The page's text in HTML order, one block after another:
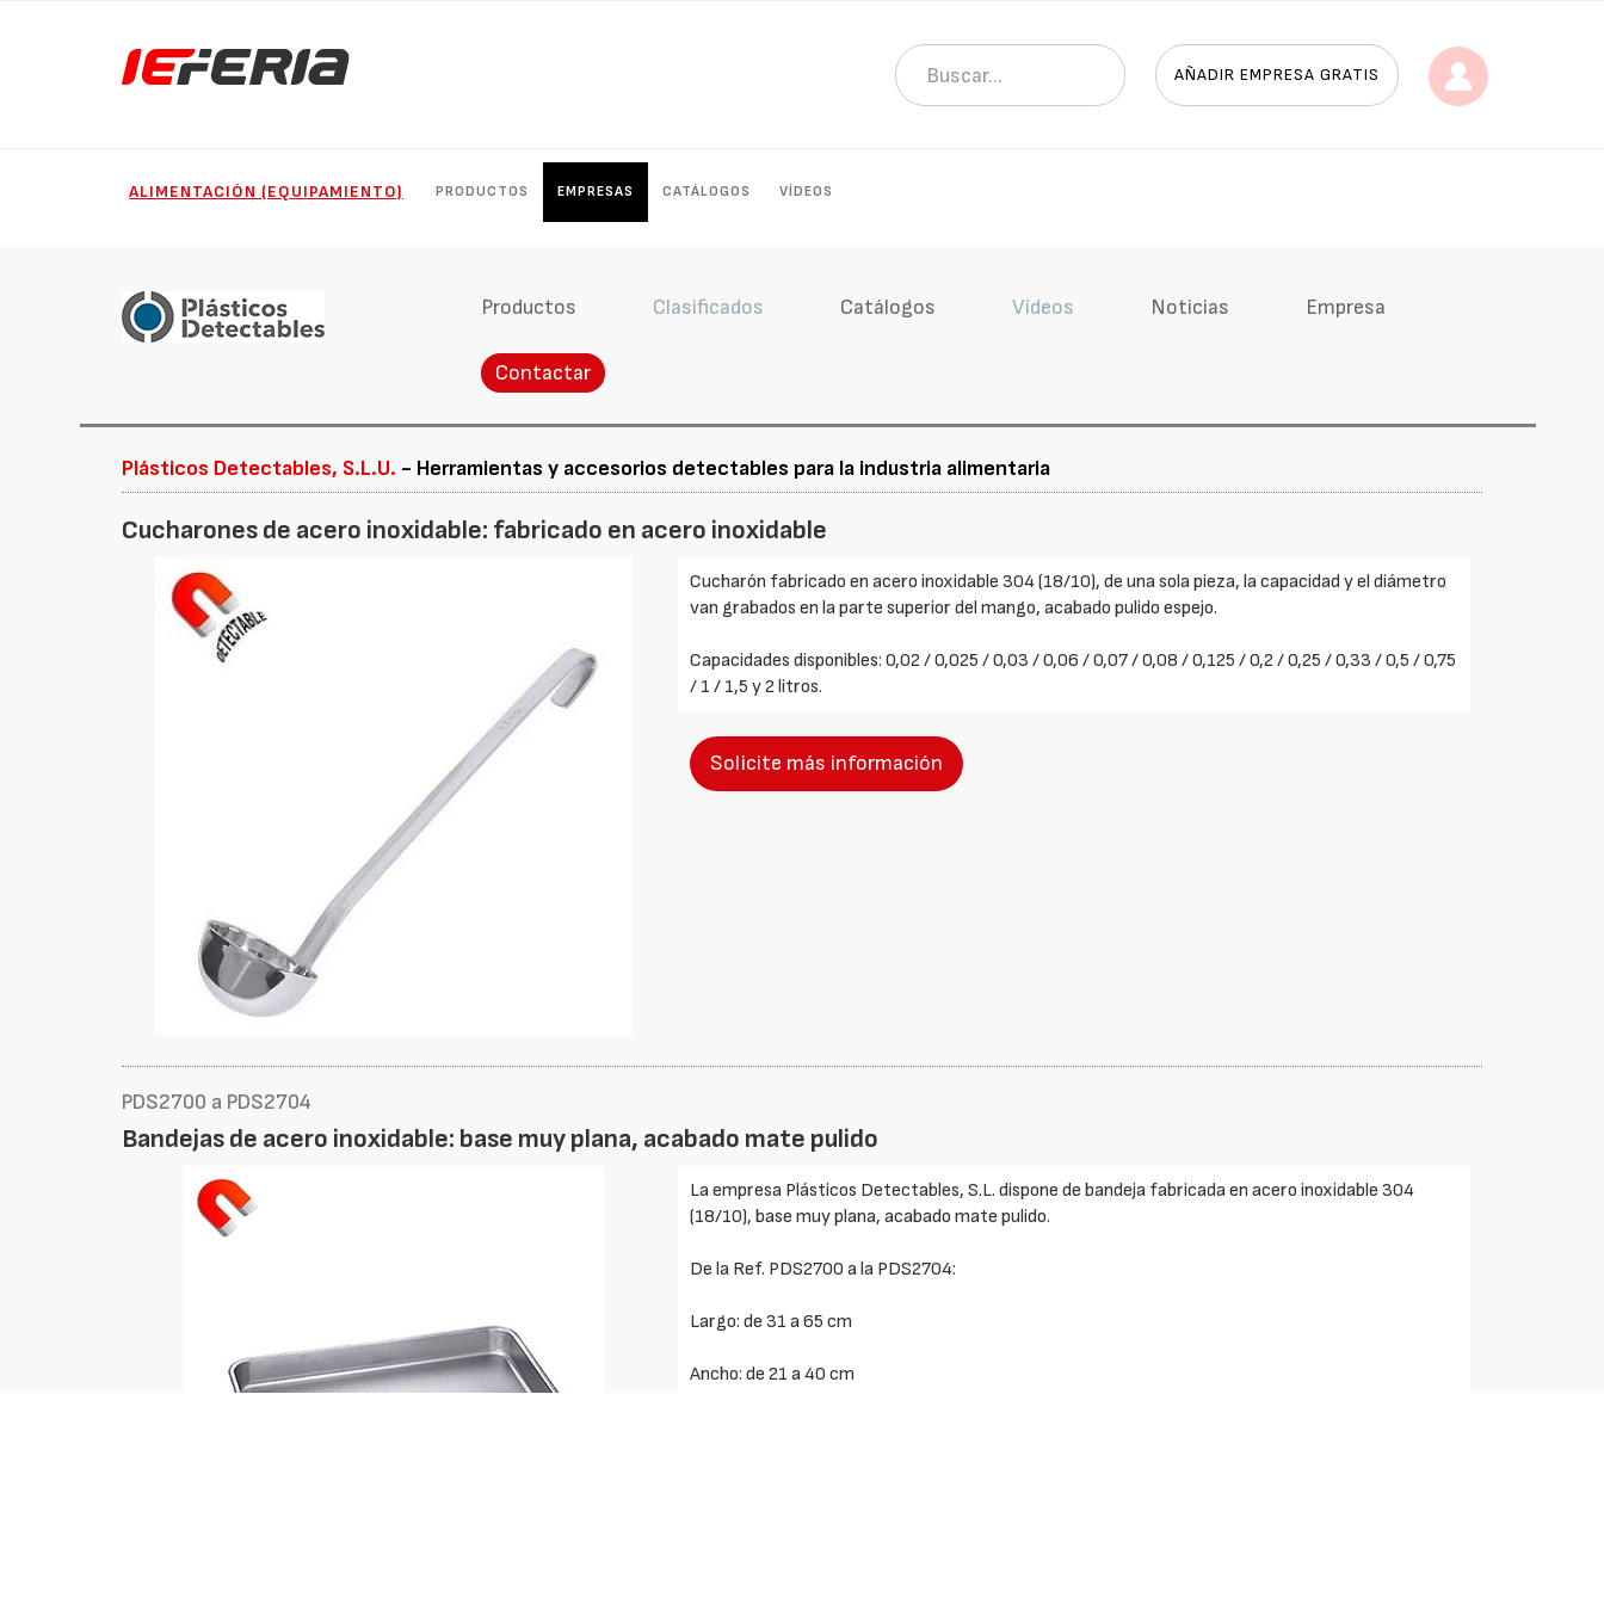
AÑADIR EMPRESA GRATIS
ALIMENTACIÓN (EQUIPAMIENTO) PRODUCTOS EMPRESAS CATÁLOGOS VÍDEOS
Productos Clasificados Catálogos Vídeos Noticias Empresa
Contactar
Plásticos Detectables, S.L.U. - Herramientas y accesorios detectables para la industria alimentaria
Cucharones de acero inoxidable: fabricado en acero inoxidable
Cucharón fabricado en acero inoxidable 304 (18/10), de una sola pieza, la capacidad y el diámetro
van grabados en la parte superior del mango, acabado pulido espejo.
Capacidades disponibles: 0,02 / 0,025 / 0,03 / 0,06 / 0,07 / 0,08 / 0,125 / 0,2 / 0,25 / 0,33 / 0,5 / 0,75
/ 1 / 1,5 y 2 litros.
Solicite más información
PDS2700 a PDS2704
Bandejas de acero inoxidable: base muy plana, acabado mate pulido
La empresa Plásticos Detectables, S.L. dispone de bandeja fabricada en acero inoxidable 304
(18/10), base muy plana, acabado mate pulido.
De la Ref. PDS2700 a la PDS2704:
Largo: de 31 a 65 cm
Ancho: de 21 a 40 cm